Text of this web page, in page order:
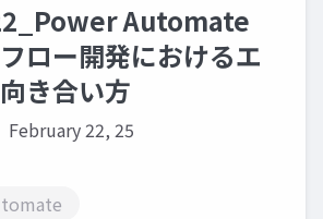
Automate
ロー開発におけるエ
き合い方
February 22, 25